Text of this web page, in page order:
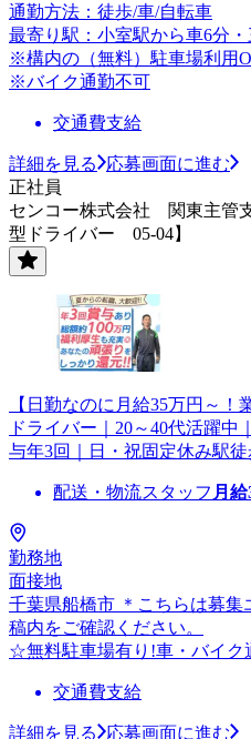
通勤方法：徒歩/車/自転車
最寄り駅：小室駅から車6分
※構内の（無料）駐車場利用
※バイク通勤不可
交通費支給
詳細を見る
応募画面に進む
正社員
センコー株式会社 関東主管
型ドライバー 05-04】
【日勤なのに月給35万円～
ドライバー｜20～40代活躍中
与年3回｜日・祝固定休み駅
配送・物流スタッフ 月給
勤務地
面接地
千葉県船橋市 ＊こちらは募
稿内をご確認ください。
☆無料駐車場有り!車・バイク
交通費支給
詳細を見る
応募画面に進む